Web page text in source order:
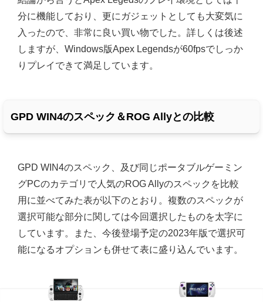
分に機能しており、更にガジェットとしても大変気に
入ったので、非常に良い買い物でした。詳しくは後述
しますが、Windows版Apex Legendsが60fpsでしっか
りプレイできて満足しています。
GPD WIN4のスペック＆ROG Allyとの比較
GPD WIN4のスペック、及び同じポータブルゲーミン
グPCのカテゴリで人気のROG Allyのスペックを比較
用に並べてみた表が以下のとおり。複数のスペックが
選択可能な部分に関しては今回選択したものを太字に
しています。また、今後登場予定の2023年版で選択可
能になるオプションも併せて表に盛り込んでいます。